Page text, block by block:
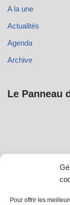
Pour offrir les
A la une
Actualités
Agenda
Archive
Le Panneau